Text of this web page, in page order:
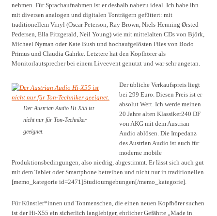
nehmen. Für Sprachaufnahmen ist er deshalb nahezu ideal. Ich habe ihn
mit diversen analogen und digitalen Tonträgern gefüttert: mit
traditionellem Vinyl (Oscar Peterson, Ray Brown, Niels-Henning Ørsted
Pedersen, Ella Fitzgerald, Neil Young) wie mit mittelalten CDs von Björk,
Michael Nyman oder Kate Bush und hochaufgelösten Files von Bodo
Primus und Claudia Gahrke. Letztere hat den Kopfhörer als
Monitorlautsprecher bei einem Liveevent genutzt und war sehr angetan.
Der Austrian Audio Hi-X55 ist
nicht nur für Ton-Techniker
geeignet.
Der übliche Verkaufspreis liegt
bei 299 Euro. Diesen Preis ist er
absolut Wert. Ich werde meinen
20 Jahre alten Klassiker240 DF
von AKG mit dem Austrian
Audio ablösen. Die Impedanz
des Austrian Audio ist auch für
moderne mobile
Produktionsbedingungen, also niedrig, abgestimmt. Er lässt sich auch gut
mit dem Tablet oder Smartphone betreiben und nicht nur in traditionellen
[memo_kategorie id=2471]Studioumgebungen[/memo_kategorie].
Für Künstler*innen und Tonmenschen, die einen neuen Kopfhörer suchen
ist der Hi-X55 ein sicherlich langlebiger, ehrlicher Gefährte „Made in